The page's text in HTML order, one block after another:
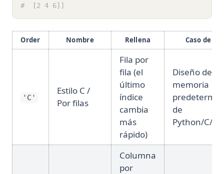
#  [2 4 6]]
Order Nombre Rellena Caso de
'C'
Estilo C /
Por filas
Fila por
fila (el
último
índice
cambia
más
rápido)
Diseño de
memoria
de
Python/C/
Columna
por